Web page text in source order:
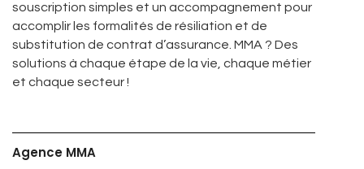
souscription simples et un accompagnement pour
accomplir les formalités de résiliation et de
substitution de contrat d’assurance. MMA ? Des
solutions à chaque étape de la vie, chaque métier
et chaque secteur !
Agence MMA